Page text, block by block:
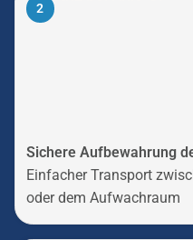
Sichere Aufbewahrung
Einfacher Transport
oder dem Aufwachraum
2